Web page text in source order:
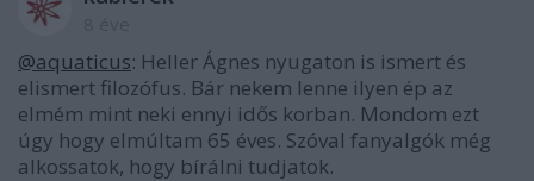
@aquaticus: Heller Ágnes nyugaton is ismert és
elismert filozófus. Bár nekem lenne ilyen ép az
elmém mint neki ennyi idős korban. Mondom ezt
úgy hogy elmúltam 65 éves. Szóval fanyalgók még
alkossatok, hogy bírálni tudjatok.